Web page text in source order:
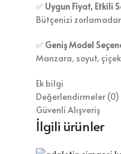
✅ Uygun Fiyat, Etkili
Bütçenizi
✅ Geniş Model
Manzara, soyut,
Ek bilgi
Değerlendirmeler (0)
Güvenli Alışveriş
İlgili ürünler